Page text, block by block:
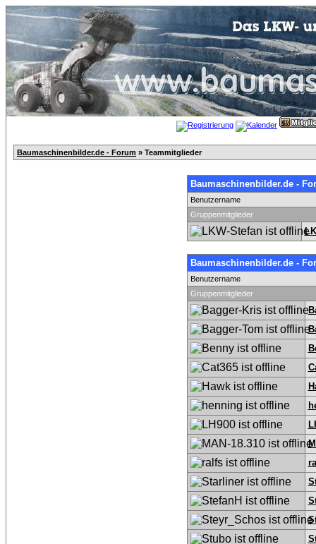
Baumaschinenbilder.de - Forum » Teammitglieder
Baumaschinenbilder.de -
Benutzername
Gruppenmitglieder
Baumaschinenbilder.de -
Benutzername
Gruppenmitglieder